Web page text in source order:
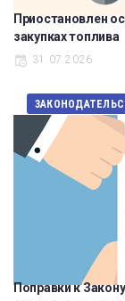
Приостановлен
закупках топлива
31.07.2026
Поправки к